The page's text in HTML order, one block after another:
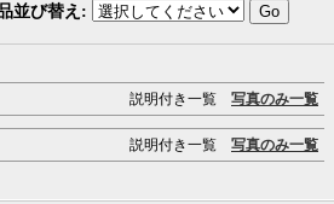
並び替え :
説明付き一覧 写真のみ一覧
説明付き一覧 写真のみ一覧